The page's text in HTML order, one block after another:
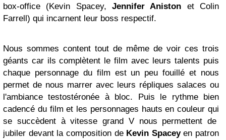
box-office (Kevin Spacey, Jennifer Aniston et Colin
Farrell) qui incarnent leur boss respectif.
Nous sommes content tout de même de voir ces trois
géants car ils complètent le film avec leurs talents puis
chaque personnage du film est un peu fouillé et nous
permet de nous marrer avec leurs répliques salaces ou
l'ambiance testostéronée à bloc. Puis le rythme bien
cadencé du film et les personnages hauts en couleur qui
se succèdent à vitesse grand V nous permettent de
jubiler devant la composition de Kevin Spaceyen patron